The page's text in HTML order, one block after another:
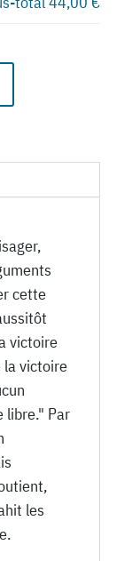
cette
victoire
la victoire
libre." Par
les